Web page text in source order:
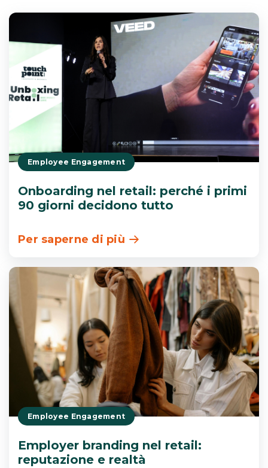
Employee Engagement
Onboarding nel retail: perché i primi
90 giorni decidono tutto
Per saperne di più
Employee Engagement
Employer branding nel retail:
reputazione e realtà